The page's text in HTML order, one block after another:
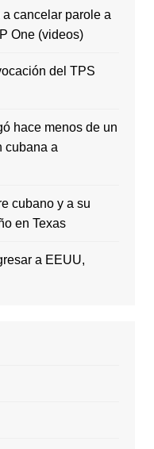
cancelar parole a
One (videos)
del TPS
hace menos de un
cubana a
cubano y a su
en Texas
a EEUU,